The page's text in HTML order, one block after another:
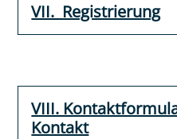
VII. Registrierung
VIII.
Kontakt